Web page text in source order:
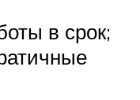
в срок;